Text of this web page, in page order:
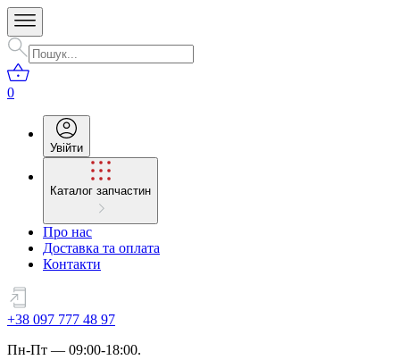
0
Увійти
Каталог запчастин
Про нас
Доставка та оплата
Контакти
+38 097 777 48 97
Пн-Пт — 09:00-18:00.